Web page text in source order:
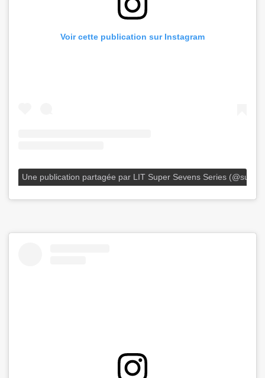
Voir cette publication sur Instagram
Une publication partagée par LIT Super Sevens Series